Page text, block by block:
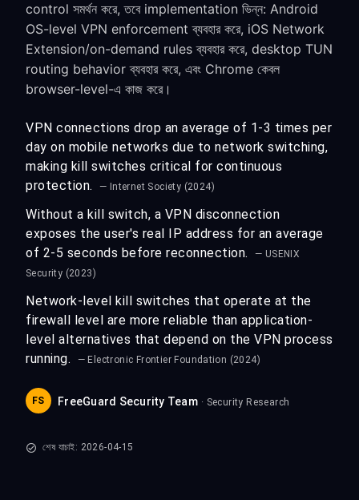
control সমর্থন করে, তবে implementation ভিন্ন: Android
OS-level VPN enforcement ব্যবহার করে, iOS Network
Extension/on-demand rules ব্যবহার করে, desktop TUN
routing behavior ব্যবহার করে, এবং Chrome কেবল
browser-level-এ কাজ করে।
VPN connections drop an average of 1-3 times per
day on mobile networks due to network switching,
making kill switches critical for continuous
protection.
— Internet Society (2024)
Without a kill switch, a VPN disconnection
exposes the user's real IP address for an average
of 2-5 seconds before reconnection.
— USENIX
Security (2023)
Network-level kill switches that operate at the
firewall level are more reliable than application-
level alternatives that depend on the VPN process
running.
— Electronic Frontier Foundation (2024)
FS FreeGuard Security Team · Security Research
শেষ যাচাই: 2026-04-15